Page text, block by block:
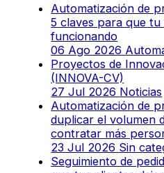
Automatización de
5 claves para que tu
funcionando
06 Ago 2026
Proyectos de
(INNOVA-CV)
27 Jul 2026 Noticias
Automatización de
duplicar el volumen
contratar más
23 Jul 2026 Sin
Seguimiento de